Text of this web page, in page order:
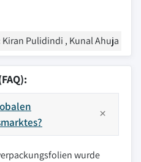
Kiran Pulidindi , Kunal Ahuja
wurde